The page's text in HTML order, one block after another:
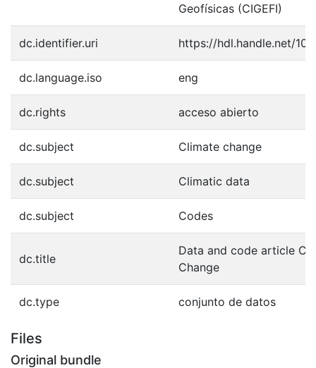
Geofísicas (CIGEFI)
dc.identifier.uri https://hdl.handle.net/
dc.language.iso eng
dc.rights acceso abierto
dc.subject Climate change
dc.subject Climatic data
dc.subject Codes
dc.title
Data and code article
Change
dc.type conjunto de datos
Files
Original bundle